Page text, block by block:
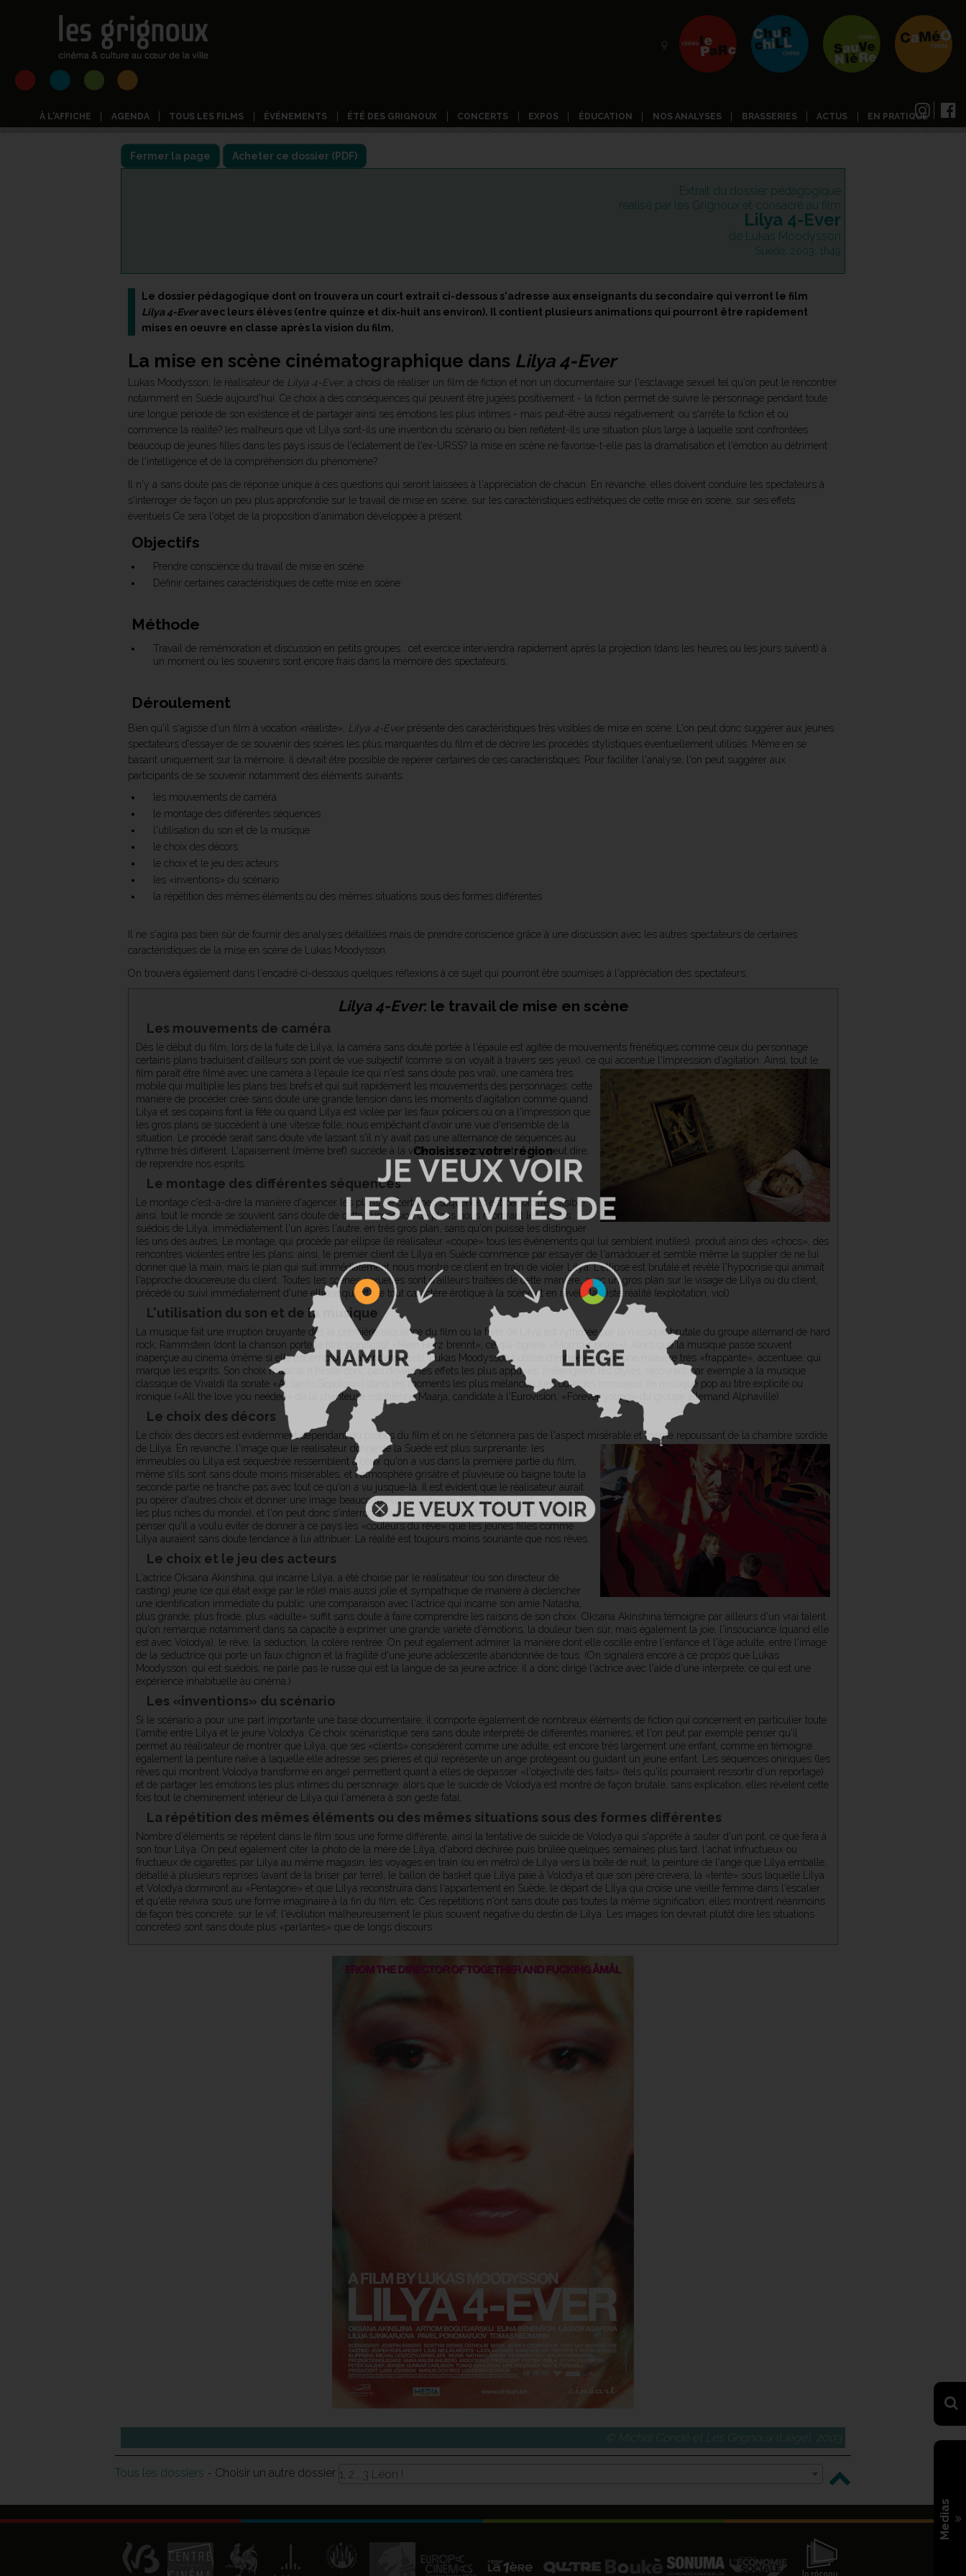
Medias
À L'AFFICHE AGENDA TOUS LES FILMS ÉVÉNEMENTS ÉTÉ DES GRIGNOUX CONCERTS EXPOS ÉDUCATION NOS ANALYSES BRASSERIES ACTUS EN PRATIQUE
Fermer la page
Extrait du dossier pédagogique
réalisé par les Grignoux et consacré au film
Lilya 4-Ever
de Lukas Moodysson
Suède, 2003, 1h49
Le dossier pédagogique dont on trouvera un court extrait ci-dessous s'adresse aux enseignants du secondaire qui verront le film
Lilya 4-Everavec leurs élèves (entre quinze et dix-huit ans environ). Il contient plusieurs animations qui pourront être rapidement
mises en oeuvre en classe après la vision du film.
La mise en scène cinématographique dans Lilya 4-Ever
Lukas Moodysson, le réalisateur de Lilya 4-Ever, a choisi de réaliser un film de fiction et non un documentaire sur l'esclavage sexuel tel qu'on peut le rencontrer
notamment en Suède aujourd'hui. Ce choix a des conséquences qui peuvent être jugées positivement - la fiction permet de suivre le personnage pendant toute
une longue période de son existence et de partager ainsi ses émotions les plus intimes - mais peut-être aussi négativement: où s'arrête la fiction et où
commence la réalité? les malheurs que vit Lilya sont-ils une invention du scénario ou bien reflètent-ils une situation plus large à laquelle sont confrontées
beaucoup de jeunes filles dans les pays issus de l'éclatement de l'ex-URSS? la mise en scène ne favorise-t-elle pas la dramatisation et l'émotion au détriment
de l'intelligence et de la compréhension du phénomène?
Il n'y a sans doute pas de réponse unique à ces questions qui seront laissées à l'appréciation de chacun. En revanche, elles doivent conduire les spectateurs à
s'interroger de façon un peu plus approfondie sur le travail de mise en scène, sur les caractéristiques esthétiques de cette mise en scène, sur ses effets
éventuels Ce sera l'objet de la proposition d'animation développée à présent.
Objectifs
Prendre conscience du travail de mise en scène
Définir certaines caractéristiques de cette mise en scène
Méthode
Travail de remémoration et discussion en petits groupes : cet exercice interviendra rapidement après la projection (dans les heures ou les jours suivent) à
un moment où les souvenirs sont encore frais dans la mémoire des spectateurs.
Déroulement
Bien qu'il s'agisse d'un film à vocation «réaliste», Lilya 4-Everprésente des caractéristiques très visibles de mise en scène. L'on peut donc suggérer aux jeunes
spectateurs d'essayer de se souvenir des scènes les plus marquantes du film et de décrire les procédés stylistiques éventuellement utilisés. Même en se
basant uniquement sur la mémoire, il devrait être possible de repérer certaines de ces caractéristiques. Pour faciliter l'analyse, l'on peut suggérer aux
participants de se souvenir notamment des éléments suivants:
les mouvements de caméra
le montage des différentes séquences
l'utilisation du son et de la musique
le choix des décors
le choix et le jeu des acteurs
les «inventions» du scénario
la répétition des mêmes éléments ou des mêmes situations sous des formes différentes
Il ne s'agira pas bien sûr de fournir des analyses détaillées mais de prendre conscience grâce à une discussion avec les autres spectateurs de certaines
caractéristiques de la mise en scène de Lukas Moodysson.
On trouvera également dans l'encadré ci-dessous quelques réflexions à ce sujet qui pourront être soumises à l'appréciation des spectateurs.
Lilya 4-Ever: le travail de mise en scène
Les mouvements de caméra
Dès le début du film, lors de la fuite de Lilya, la caméra sans doute portée à l'épaule est agitée de mouvements frénétiques comme ceux du personnage:
certains plans traduisent d'ailleurs son point de vue subjectif (comme si on voyait à travers ses yeux), ce qui accentue l'impression d'agitation. Ainsi, tout le
film paraît être filmé avec une caméra à l'épaule (ce qui n'est sans doute pas vrai), une caméra très
mobile qui multiplie les plans très brefs et qui suit rapidement les mouvements des personnages: cette
manière de procéder crée sans doute une grande tension dans les moments d'agitation comme quand
Lilya et ses copains font la fête ou quand Lilya est violée par les faux policiers où on a l'impression que
les gros plans se succèdent à une vitesse folle, nous empêchant d'avoir une vue d'ensemble de la
situation. Le procédé serait sans doute vite lassant s'il n'y avait pas une alternance de séquences au
rythme très différent. L'apaisement (même bref) succède à la violence et nous permet, si l'on peut dire,
de reprendre nos esprits.
Le montage des différentes séquences
Le montage c'est-à-dire la manière d'agencer les plans de certaines séquences est parfois très visible:
ainsi, tout le monde se souvient sans doute de cette succession de plans nous montrant les clients
suédois de Lilya, immédiatement l'un après l'autre, en très gros plan, sans qu'on puisse les distinguer
les uns des autres. Le montage, qui procède par ellipse (le réalisateur «coupe» tous les événements qui lui semblent inutiles), produit ainsi des «chocs», des
rencontres violentes entre les plans: ainsi, le premier client de Lilya en Suède commence par essayer de l'amadouer et semble même la supplier de ne lui
donner que la main, mais le plan qui suit immédiatement nous montre ce client en train de violer Lilya. L'ellipse est brutale et révèle l'hypocrisie qui animait
l'approche doucereuse du client. Toutes les scènes sexuelles sont d'ailleurs traitées de cette manière, avec un gros plan sur le visage de Lilya ou du client,
précédé ou suivi immédiatement d'une ellipse qui efface tout caractère érotique à la scène et en révèle la triste réalité (exploitation, viol).
L'utilisation du son et de la musique
La musique fait une irruption bruyante dès la première séquence du film où la fuite de Lilya est rythmée par la musique brutale du groupe allemand de hard
rock, Rammstein (dont la chanson porte le titre significatif «Mein Herz brennt», ce qui signifie «Mon cur brûle»). Alors que la musique passe souvent
inaperçue au cinéma (même si elle est employée abondamment), Lukas Moodysson l'utilise d'entrée de jeu d'une manière très «frappante», accentuée, qui
marque les esprits. Son choix musical n'hésite donc pas devant les effets les plus appuyés, mélangeant les styles, recourant par exemple à la musique
classique de Vivaldi (la sonate «Al Santo Sepolcro») dans les moments les plus mélancoliques ou à des morceaux de musique pop au titre explicite ou
ironique («All the love you needed» de la chanteuse estonienne Maarja, candidate à l'Eurovision, «Forever young» du groupe allemand Alphaville).
Le choix des décors
Le choix des décors est évidemment dépendant du propos du film et on ne s'étonnera pas de l'aspect misérable et même repoussant de la chambre sordide
de Lilya.
En revanche, l'image que le réalisateur donne de la Suède est plus surprenante: les
immeubles où Lilya est séquestrée ressemblent à ceux qu'on a vus dans la première partie du film,
même s'ils sont sans doute moins misérables, et l'atmosphère grisâtre et pluvieuse où baigne toute la
seconde partie ne tranche pas avec tout ce qu'on a vu jusque-là. Il est évident que le réalisateur aurait
pu opérer d'autres choix et donner une image beaucoup plus «riante» de la Suède (qui est un des pays
les plus riches du monde), et l'on peut donc s'interroger sur les raisons d'un tel choix: ainsi, l'on peut
penser qu'il a voulu éviter de donner à ce pays les «couleurs du rêve» que les jeunes filles comme
Lilya auraient sans doute tendance à lui attribuer. La réalité est toujours moins souriante que nos rêves.
Le choix et le jeu des acteurs
L'actrice Oksana Akinshina, qui incarne Lilya, a été choisie par le réalisateur (ou son directeur de
casting) jeune (ce qui était exigé par le rôle) mais aussi jolie et sympathique de manière à déclencher
une identification immédiate du public: une comparaison avec l'actrice qui incarne son amie Natasha,
plus grande, plus froide, plus «adulte» suffit sans doute à faire comprendre les raisons de son choix. Oksana Akinshina témoigne par ailleurs d'un vrai talent
qu'on remarque notamment dans sa capacité à exprimer une grande variété d'émotions, la douleur bien sûr, mais également la joie, l'insouciance (quand elle
est avec Volodya), le rêve, la séduction, la colère rentrée. On peut également admirer la manière dont elle oscille entre l'enfance et l'âge adulte, entre l'image
de la séductrice qui porte un faux chignon et la fragilité d'une jeune adolescente abandonnée de tous. (On signalera encore à ce propos que Lukas
Moodysson, qui est suédois, ne parle pas le russe qui est la langue de sa jeune actrice: il a donc dirigé l'actrice avec l'aide d'une interprète, ce qui est une
expérience inhabituelle au cinéma.)
Les «inventions» du scénario
Si le scénario a pour une part importante une base documentaire, il comporte également de nombreux éléments de fiction qui concernent en particulier toute
l'amitié entre Lilya et le jeune Volodya. Ce choix scénaristique sera sans doute interprété de différentes manières, et l'on peut par exemple penser qu'il
permet au réalisateur de montrer que Lilya, que ses «clients» considèrent comme une adulte, est encore très largement une enfant, comme en témoigne
également la peinture naïve à laquelle elle adresse ses prières et qui représente un ange protégeant ou guidant un jeune enfant. Les séquences oniriques (les
rêves qui montrent Volodya transformé en ange) permettent quant à elles de dépasser «l'objectivité des faits» (tels qu'ils pourraient ressortir d'un reportage)
et de partager les émotions les plus intimes du personnage: alors que le suicide de Volodya est montré de façon brutale, sans explication, elles révèlent cette
fois tout le cheminement intérieur de Lilya qui l'amènera à son geste fatal.
La répétition des mêmes éléments ou des mêmes situations sous des formes différentes
Nombre d'éléments se répètent dans le film sous une forme différente, ainsi la tentative de suicide de Volodya qui s'apprête à sauter d'un pont, ce que fera à
son tour Lilya. On peut également citer la photo de la mère de Lilya, d'abord déchirée puis brûlée quelques semaines plus tard, l'achat infructueux ou
fructueux de cigarettes par Lilya au même magasin, les voyages en train (ou en métro) de Lilya vers la boîte de nuit, la peinture de l'ange que Lilya emballe,
déballe à plusieurs reprises (avant de la briser par terre), le ballon de basket que Lilya paie à Volodya et que son père crèvera, la «tente» sous laquelle Lilya
et Volodya dormiront au «Pentagone» et que Lilya reconstruira dans l'appartement en Suède, le départ de Lilya qui croise une vieille femme dans l'escalier
et qu'elle revivra sous une forme imaginaire à la fin du film, etc. Ces répétitions n'ont sans doute pas toutes la même signification; elles montrent néanmoins
de façon très concrète, sur le vif, l'évolution malheureusement le plus souvent négative du destin de Lilya. Les images (on devrait plutôt dire les situations
concrètes) sont sans doute plus «parlantes» que de longs discours.
© Michel Condé et Les Grignoux (Liège), 2003
Tous les dossiers - Choisir un autre dossier 1, 2 , 3 Léon !
Choisissez votre région